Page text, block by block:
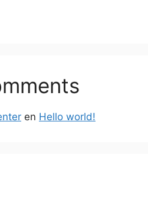
en Hello world!